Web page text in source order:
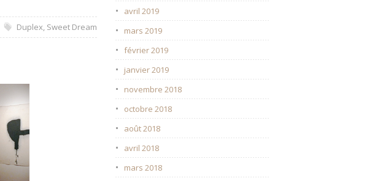
Duplex, Sweet Dream
avril 2019
mars 2019
février 2019
janvier 2019
novembre 2018
octobre 2018
août 2018
avril 2018
mars 2018